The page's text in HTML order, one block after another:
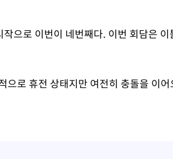
으로 이번이 네번째다. 이번 회담은 이
으로 휴전 상태지만 여전히 충돌을 이어